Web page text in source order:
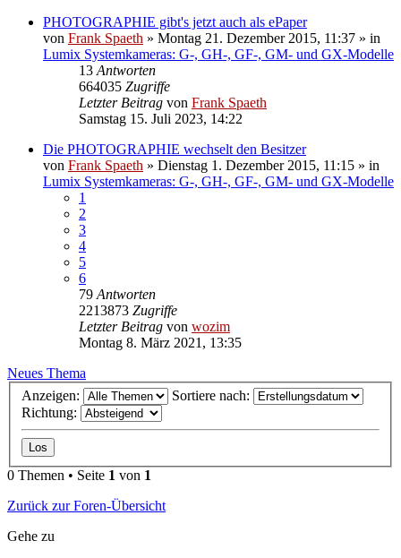
PHOTOGRAPHIE gibt's jetzt auch als ePaper
von Frank Spaeth » Montag 21. Dezember 2015, 11:37 » in
Lumix Systemkameras: G-, GH-, GF-, GM- und GX-Modelle
13 Antworten
664035 Zugriffe
Letzter Beitrag von Frank Spaeth
Samstag 15. Juli 2023, 14:22
Die PHOTOGRAPHIE wechselt den Besitzer
von Frank Spaeth » Dienstag 1. Dezember 2015, 11:15 » in
Lumix Systemkameras: G-, GH-, GF-, GM- und GX-Modelle
1
2
3
4
5
6
79 Antworten
2213873 Zugriffe
Letzter Beitrag von wozim
Montag 8. März 2021, 13:35
Neues Thema
Anzeigen:
Sortiere nach:
Richtung:
0 Themen • Seite 1 von 1
Zurück zur Foren-Übersicht
Gehe zu